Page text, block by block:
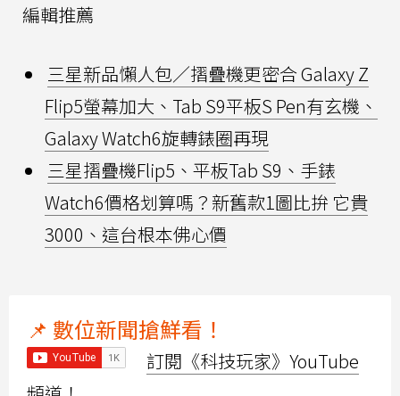
編輯推薦
三星新品懶人包／摺疊機更密合 Galaxy Z
Flip5螢幕加大、Tab S9平板S Pen有玄機、
Galaxy Watch6旋轉錶圈再現
三星摺疊機Flip5、平板Tab S9、手錶
Watch6價格划算嗎？新舊款1圖比拚 它貴
3000、這台根本佛心價
📌 數位新聞搶鮮看！
訂閱《科技玩家》YouTube